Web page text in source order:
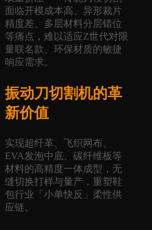
面临开模成本高、异形裁片
精度差、多层材料分层错位
等痛点，难以适应Z世代对限
量联名款、环保材质的敏捷
响应需求。
振动刀切割机的革
新价值
实现超纤革、飞织网布、
EVA发泡中底、碳纤维板等
材料的高精度一体成型，无
缝切换打样与量产，重塑鞋
包行业「小单快反」柔性供
应链。